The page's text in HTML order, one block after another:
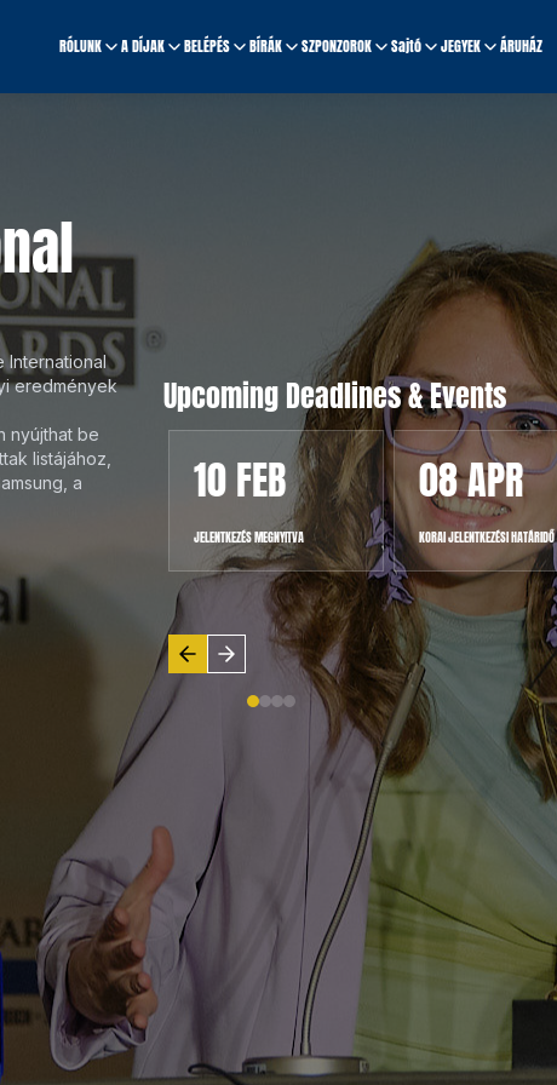
RÓLUNK A DÍJAK BELÉPÉS BÍRÁK SZPONZOROK Sajtó JEGYEK ÁRUHÁZ
eredmények
nyújthat be
listájához,
a
Upcoming Deadlines & Events
10 FEB
JELENTKEZÉS MEGNYITVA
08 APR
KORAI JELENTKEZÉSI HATÁRIDŐ